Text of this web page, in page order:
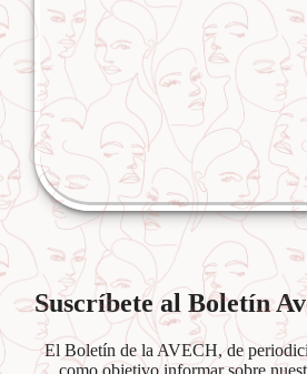
Suscríbete al Boletín
El Boletín de la AVECH, de